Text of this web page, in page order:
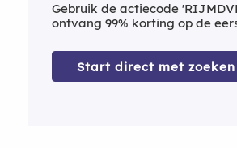
Gebruik de actiecode
ontvang 99% korting op de
Start direct met zoeken